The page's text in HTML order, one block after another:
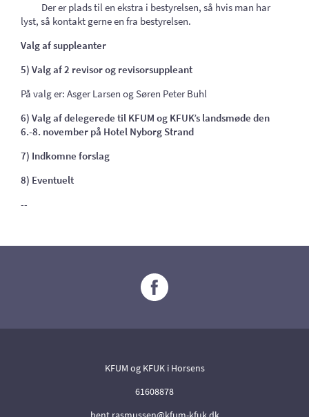
Der er plads til en ekstra i bestyrelsen, så hvis man har
lyst, så kontakt gerne en fra bestyrelsen.
Valg af suppleanter
5) Valg af 2 revisor og revisorsuppleant
På valg er: Asger Larsen og Søren Peter Buhl
6) Valg af delegerede til KFUM og KFUK’s landsmøde den
6.-8. november på Hotel Nyborg Strand
7) Indkomne forslag
8) Eventuelt
--
KFUM og KFUK i Horsens
61608878